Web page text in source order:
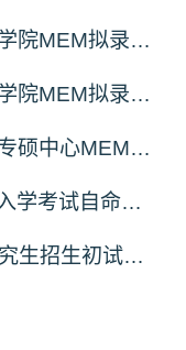
2026北京交通大学交通运输学院MEM拟录取分析解读
2026北京交通大学经济管理学院MEM拟录取分析解读
2026北京化工大学经管学院专硕中心MEM拟录取分析解读
关于公布2027年硕士研究生入学考试自命题考试科目考试大纲的通知
关于调整我校2027年硕士研究生招生初试科目的公告